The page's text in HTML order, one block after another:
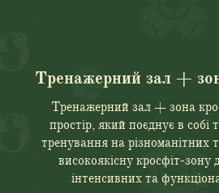
Тренажерний зал +
Тренажерний зал + зона
простір, який поєднує в собі
тренування на різноманітних
високоякісну кросфіт-зону
інтенсивних та